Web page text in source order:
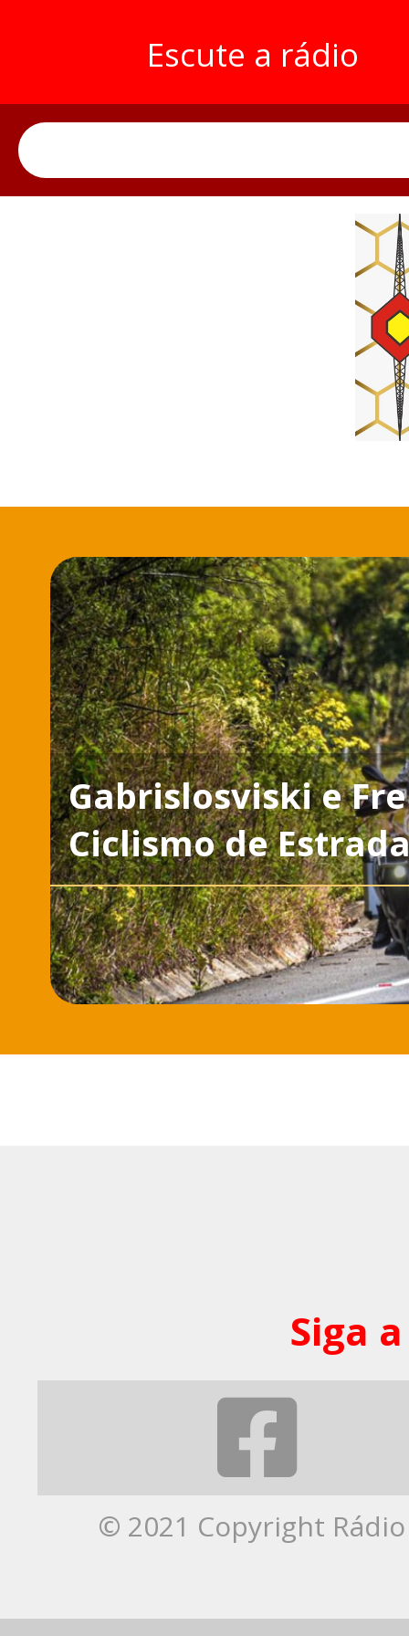
Escute a rádio
Gabrislosviski e
Ciclismo de
Siga
© 2021 Copyright